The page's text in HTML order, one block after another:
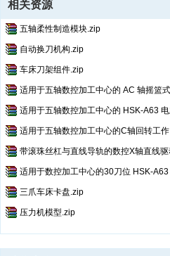
相关资源
五轴柔性制造模块.zip
自动换刀机构.zip
车床刀架组件.zip
适用于五轴数控加工中心的 AC 轴摇篮
适用于五轴数控加工中心的 HSK-A63
适用于五轴数控加工中心的C轴回转工
带滚珠丝杠与直线导轨的数控X轴直线
适用于数控加工中心的30刀位 HSK-
三爪车床卡盘.zip
压力机模型.zip